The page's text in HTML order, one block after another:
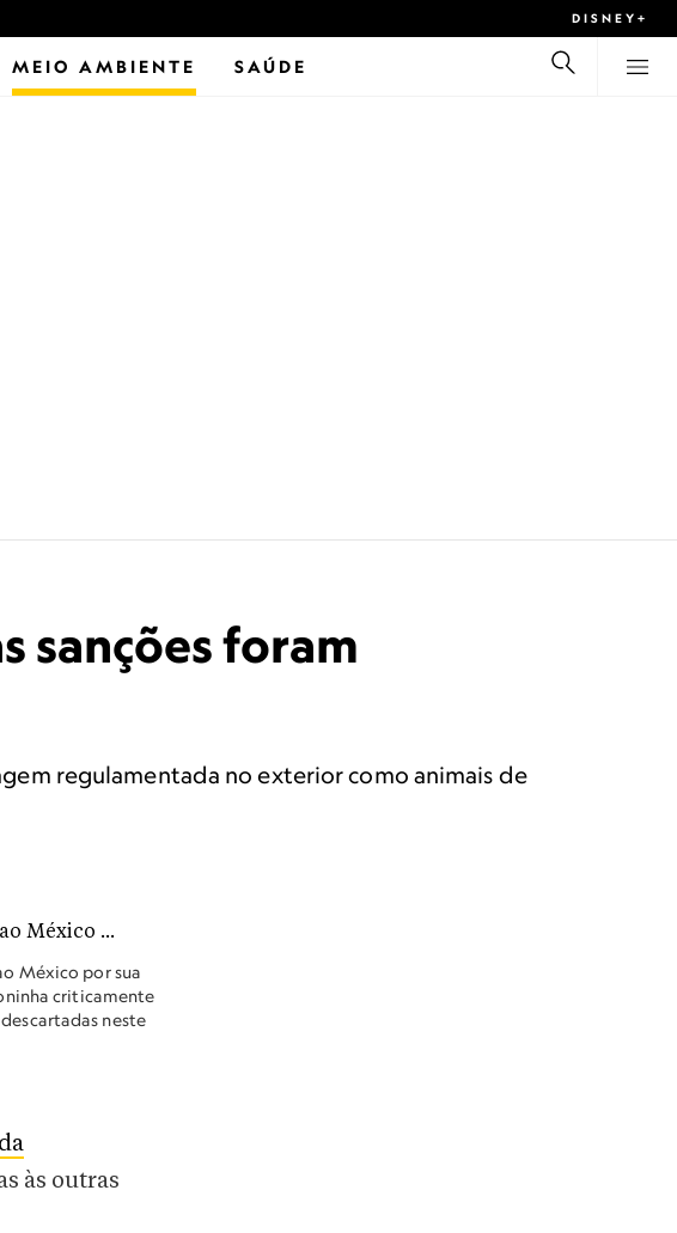
DISNEY+
MEIO AMBIENTE SAÚDE
sanções foram
regulamentada no exterior como animais de
México por sua
criticamente
neste
às outras